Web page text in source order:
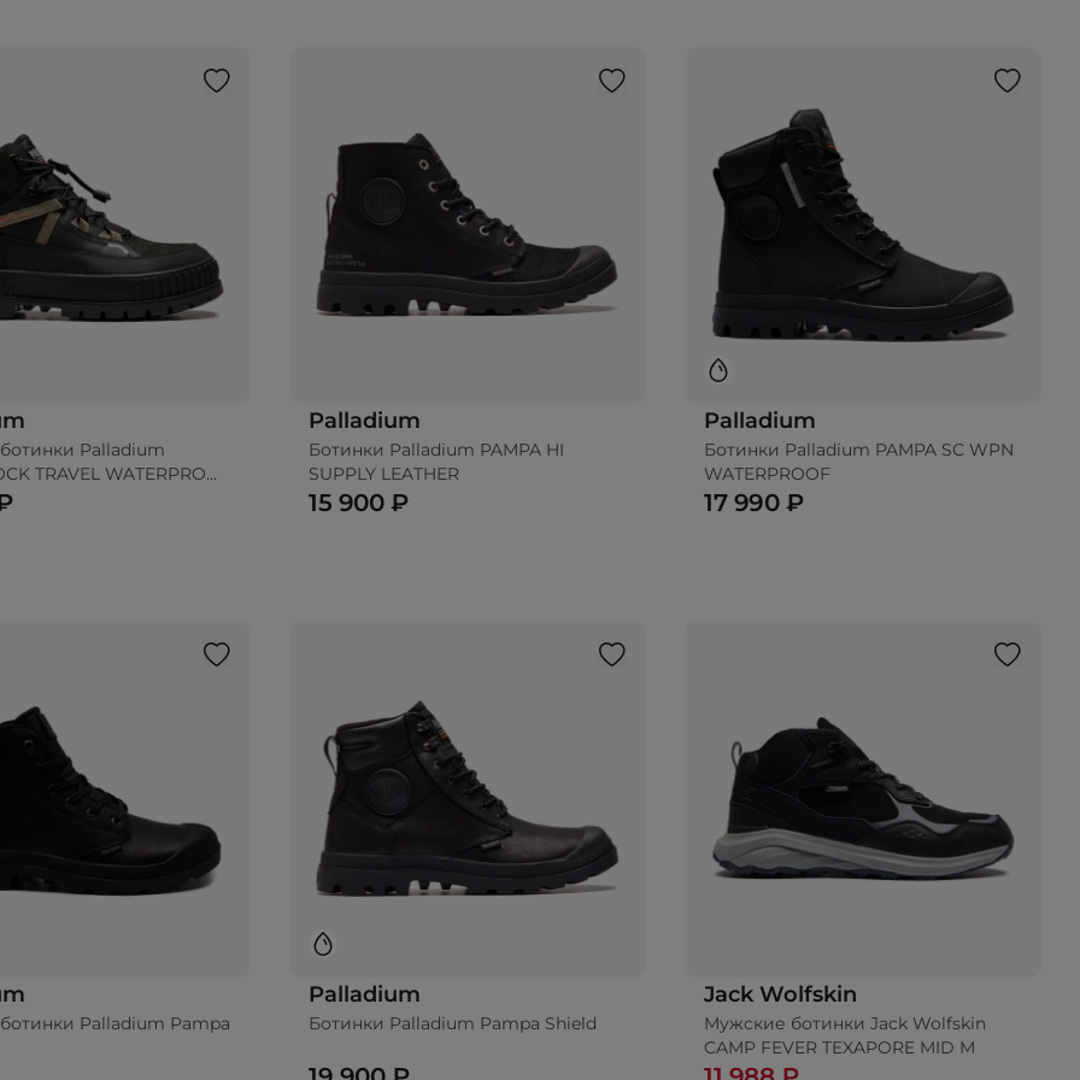
Palladium
TRAVEL WATERPROOF
Palladium
Ботинки Palladium PAMPA HI
SUPPLY LEATHER
15 900 ₽
Palladium
Ботинки Palladium PAMPA SC WPN
WATERPROOF
17 990 ₽
Palladium Pampa
Palladium
Ботинки Palladium Pampa Shield
Jack Wolfskin
Мужские ботинки Jack Wolfskin
CAMP FEVER TEXAPORE MID M